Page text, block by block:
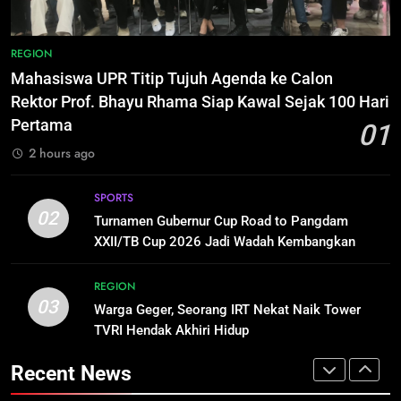
Agenda ke Calon Rektor Prof.
Bhayu Rhama Siap Kawal Sejak
100 Hari Pertama
REGION
2
SPORTS
3
Naik Tower TVRI Hendak Akhiri
Hidup
REGION
4
REGION
Mahasiswa UPR Titip Tujuh Agenda ke Calon
Rektor Prof. Bhayu Rhama Siap Kawal Sejak 100 Hari
Pertama
01
2 hours ago
02
SPORTS
Turnamen Gubernur Cup Road to Pangdam
XXII/TB Cup 2026 Jadi Wadah Kembangkan
Talenta Muda
03
REGION
Warga Geger, Seorang IRT Nekat Naik Tower
TVRI Hendak Akhiri Hidup
Recent News
Dugaan Korupsi Dana Hibah
HUKUM DAN KRIMINAL
8
Presiden Prabowo Minta Bahlil
Mahasiswa UPR Titip Tujuh
Agenda ke Calon Rektor Prof.
REGION
2
Turnamen Gubernur Cup Road to
Pangdam XXII/TB Cup 2026 Jadi
Wadah Kembangkan Talenta Muda